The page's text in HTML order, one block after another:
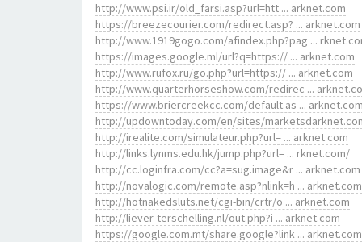
http://www.psi.ir/old_farsi.asp?url=htt ... arknet.com
https://breezecourier.com/redirect.asp? ... arknet.com
http://www.1919gogo.com/afindex.php?pag ...
https://images.google.ml/url?q=https:// ... arknet.com
http://www.rufox.ru/go.php?url=https:// ... arknet.com
http://www.quarterhorseshow.com/redirec ...
https://www.briercreekcc.com/default.as ... arknet.com
http://updowntoday.com/en/sites/
http://irealite.com/simulateur.php?url= ... arknet.com
http://links.lynms.edu.hk/jump.php?url= ... rknet.com/
http://cc.loginfra.com/cc?a=sug.image&r ... arknet.com
http://novalogic.com/remote.asp?nlink=h ... arknet.com
http://hotnakedsluts.net/cgi-bin/crtr/o ... arknet.com
http://liever-terschelling.nl/out.php?i ... arknet.com
https://google.com.mt/share.google?link ... arknet.com